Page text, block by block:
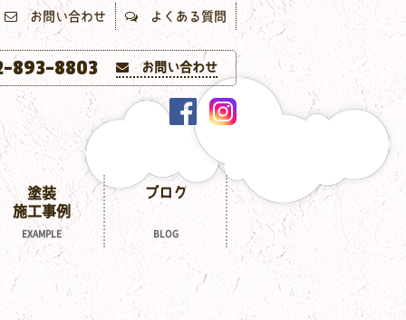
お問い合わせ よくある質問
893-8803 お問い合わせ
EXAMPLE
塗装
施工事例
BLOG
ブログ